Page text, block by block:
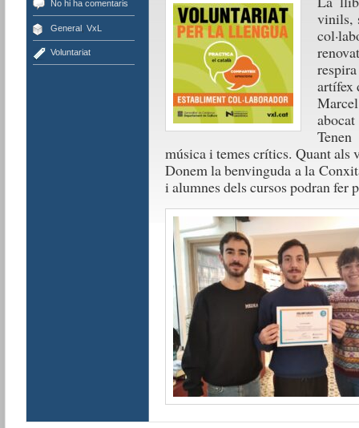
No hi ha comentaris
General, VxL
Voluntariat
vinils,
artífex
música i temes crítics. Quant als
Donem la benvinguda a la
i alumnes dels cursos podran fer